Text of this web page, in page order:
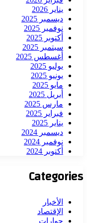
يناير 2026
ديسمبر 2025
نوفمبر 2025
أكتوبر 2025
سبتمبر 2025
أغسطس 2025
يوليو 2025
يونيو 2025
مايو 2025
أبريل 2025
مارس 2025
فبراير 2025
يناير 2025
ديسمبر 2024
نوفمبر 2024
أكتوبر 2024
Categories
الأخبار
الإقتصاد
حوارات